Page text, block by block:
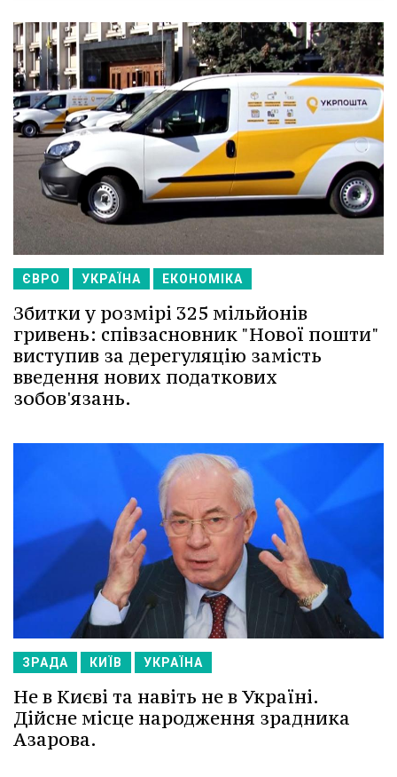
ЄВРО УКРАЇНА ЕКОНОМІКА
Збитки у розмірі 325 мільйонів
гривень: співзасновник "Нової пошти"
виступив за дерегуляцію замість
введення нових податкових
зобов'язань.
ЗРАДА КИЇВ УКРАЇНА
Не в Києві та навіть не в Україні.
Дійсне місце народження зрадника
Азарова.